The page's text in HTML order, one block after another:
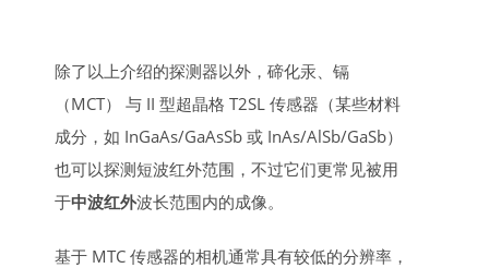
除了以上介绍的探测器以外，碲化汞、镉
（MCT） 与 II 型超晶格 T2SL 传感器（某些材料
成分，如 InGaAs/GaAsSb 或 InAs/AlSb/GaSb）
也可以探测短波红外范围，不过它们更常见被用
于中波红外波长范围内的成像。
基于 MTC 传感器的相机通常具有较低的分辨率，